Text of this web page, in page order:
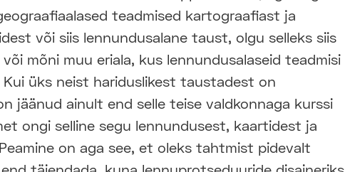
teadmised kartograafiast ja
või siis lennundusalane taust, olgu selleks siis
mõni muu eriala, kus lennundusalaseid teadmisi
Kui üks neist hariduslikest taustadest on
jäänud ainult end selle teise valdkonnaga kurssi
ongi selline segu lennundusest, kaartidest ja
on aga see, et oleks tahtmist pidevalt